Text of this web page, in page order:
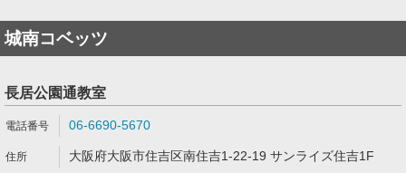
城南コベッツ
長居公園通教室
06-6690-5670
大阪府大阪市住吉区南住吉1-22-19 サンライズ住吉1F